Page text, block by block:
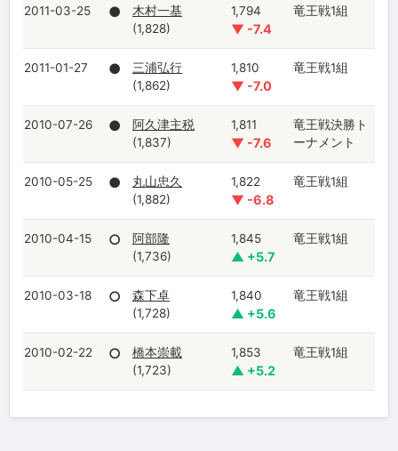
2011-03-25 ●
木村一基
(1,828)
1,794
▼ -7.4
竜王戦1組
2011-01-27 ●
三浦弘行
(1,862)
1,810
▼ -7.0
竜王戦1組
2010-07-26 ●
阿久津主税
(1,837)
1,811
▼ -7.6
竜王戦決勝ト
ーナメント
2010-05-25 ●
丸山忠久
(1,882)
1,822
▼ -6.8
竜王戦1組
2010-04-15 ○
阿部隆
(1,736)
1,845
▲ +5.7
竜王戦1組
2010-03-18 ○
森下卓
(1,728)
1,840
▲ +5.6
竜王戦1組
2010-02-22 ○
橋本崇載
(1,723)
1,853
▲ +5.2
竜王戦1組